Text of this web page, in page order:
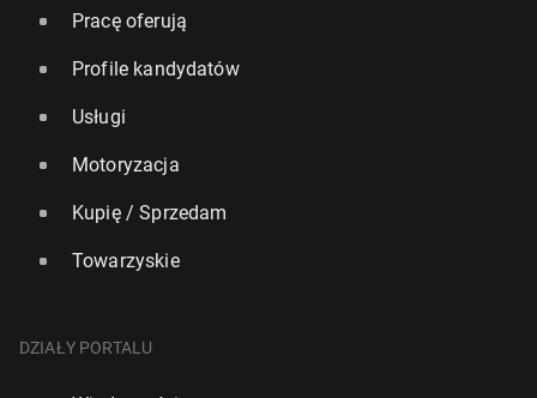
Pracę oferują
Profile kandydatów
Usługi
Motoryzacja
Kupię / Sprzedam
Towarzyskie
DZIAŁY PORTALU